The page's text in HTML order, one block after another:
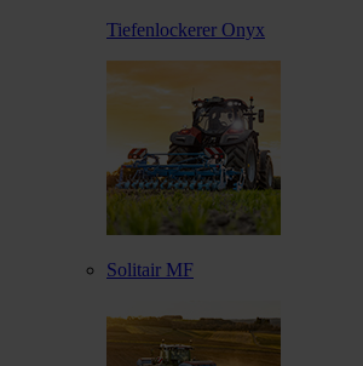
Tiefenlockerer Onyx
Solitair MF